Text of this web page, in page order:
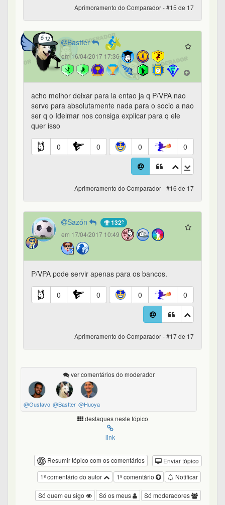
Aprimoramento do Comparador - #15 de 17
Bastter
em 16/04/2017 17:36
acho melhor deixar para la entao ja q P/VPA nao
serve para absolutamente nada para o socio a nao
ser q o Idelmar nos consiga explicar para q ele
quer isso
0 0 0 0
Aprimoramento do Comparador - #16 de 17
Sazón 132º
em 17/04/2017 10:49
P/VPA pode servir apenas para os bancos.
0 0 0 0
Aprimoramento do Comparador - #17 de 17
ver comentários do moderador
@Gustavo @Bastter @Huoya
destaques neste tópico
link
Resumir tópico com os comentários
Enviar tópico
Notificar
1º comentário
1º comentário do autor
Só moderadores
Só os meus
Só quem eu sigo